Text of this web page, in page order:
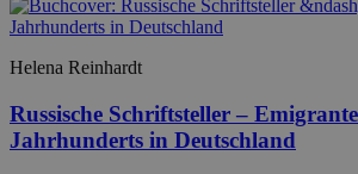
Helena Reinhardt
Russische Schriftsteller –
Jahrhunderts in Deutschland